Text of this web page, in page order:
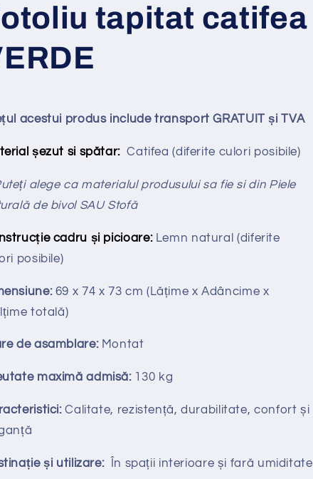
tapitat catifea
acestui produs include transport GRATUIT și TVA
șezut si spătar: Catifea (diferite culori posibile)
alege ca materialul produsului sa fie si din Piele
de bivol SAU Stofă
cadru și picioare: Lemn natural (diferite
posibile)
69 x 74 x 73 cm (Lățime x Adâncime x
totală)
de asamblare:Montat
maximă admisă: 130 kg
Calitate, rezistență, durabilitate, confort și
și utilizare:În spații interioare și fară umiditate